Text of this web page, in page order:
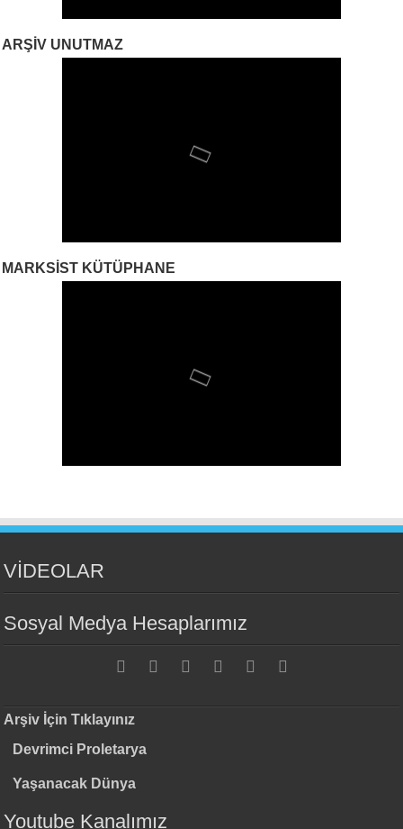
ARŞIV UNUTMAZ
MARKSIST KÜTÜPHANE
VİDEOLAR
Sosyal Medya Hesaplarımız
Arşiv İçin Tıklayınız
Devrimci Proletarya
Yaşanacak Dünya
Youtube Kanalımız